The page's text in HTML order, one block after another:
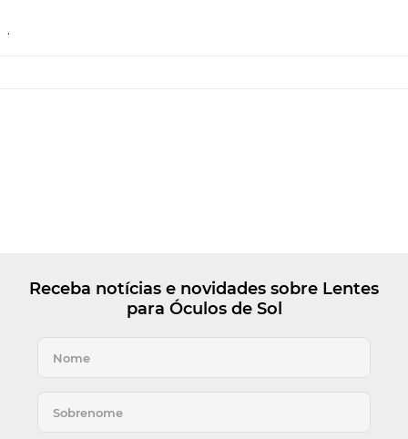
.
Receba notícias e novidades sobre Lentes
para Óculos de Sol